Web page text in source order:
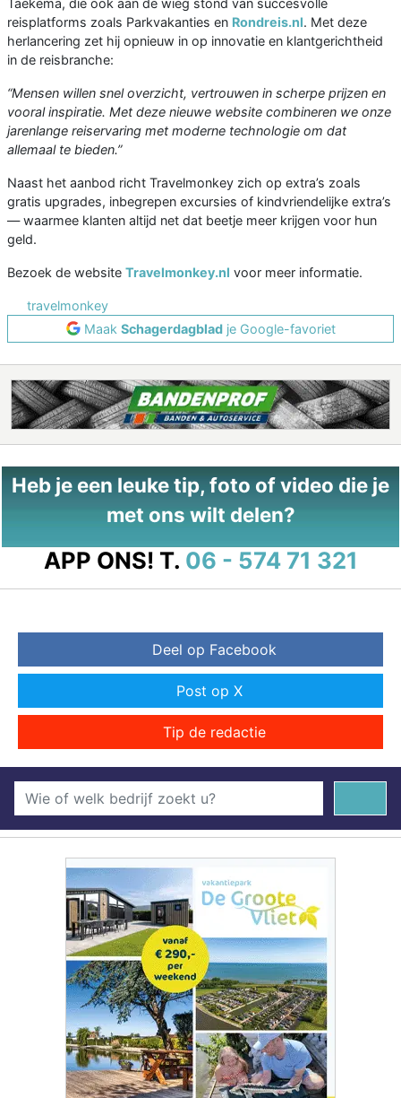
reisplatforms zoals Parkvakanties en Rondreis.nl. Met deze
herlancering zet hij opnieuw in op innovatie en klantgerichtheid
in de reisbranche:
“Mensen willen snel overzicht, vertrouwen in scherpe prijzen en
vooral inspiratie. Met deze nieuwe website combineren we onze
jarenlange reiservaring met moderne technologie om dat
allemaal te bieden.”
Naast het aanbod richt Travelmonkey zich op extra’s zoals
gratis upgrades, inbegrepen excursies of kindvriendelijke extra’s
— waarmee klanten altijd net dat beetje meer krijgen voor hun
geld.
Bezoek de website Travelmonkey.nl voor meer informatie.
travelmonkey
Maak Schagerdagbladje Google-favoriet
Heb je een leuke tip, foto of video die je
met ons wilt delen?
APP ONS! T. 06 - 574 71 321
Deel op Facebook
Post op X
Tip de redactie